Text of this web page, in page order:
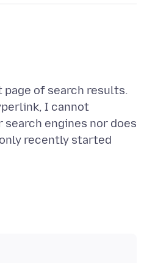
of search results.
I cannot
search engines nor does
recently started